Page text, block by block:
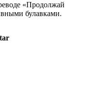
«Продолжай
булавками.